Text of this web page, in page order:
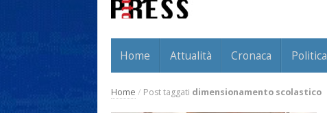
Home Attualità Cronaca Politica
Home / Post taggati dimensionamento scolastico